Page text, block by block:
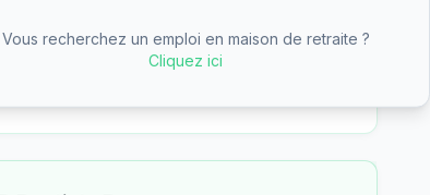
une partie du tarif dépendance
Vous recherchez un emploi en maison de retraite ?
Cliquez ici